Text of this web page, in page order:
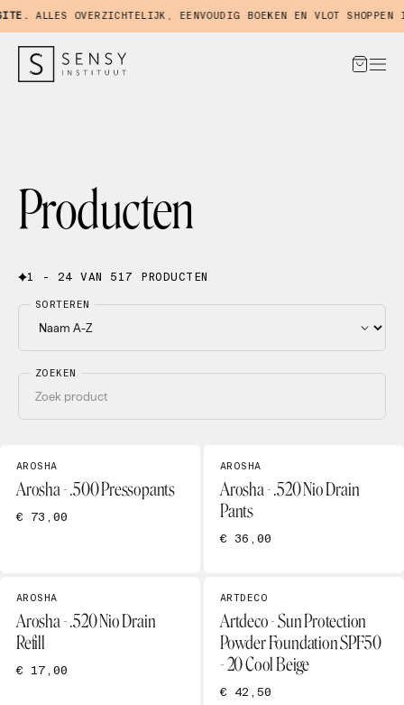
ALLES OVERZICHTELIJK, EENVOUDIG BOEKEN EN VLOT SHOPPEN IN
Producten
1 - 24 VAN 517 PRODUCTEN
ZOEKEN
SORTEREN
AROSHA
Arosha - .500 Pressopants
€ 73,00
AROSHA
Arosha - .520 Nio Drain
Pants
€ 36,00
AROSHA
Arosha - .520 Nio Drain
Refill
€ 17,00
ARTDECO
Artdeco - Sun Protection
Powder Foundation SPF50
- 20 Cool Beige
€ 42,50